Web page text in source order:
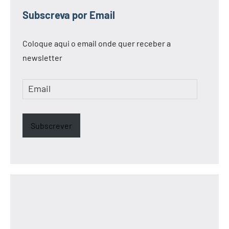
Subscreva por Email
Coloque aqui o email onde quer receber a
newsletter
Email
Subscrever